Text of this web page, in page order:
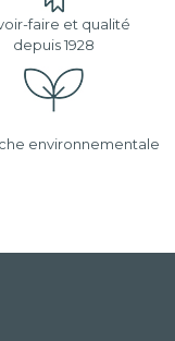
faire et qualité
depuis 1928
environnementale